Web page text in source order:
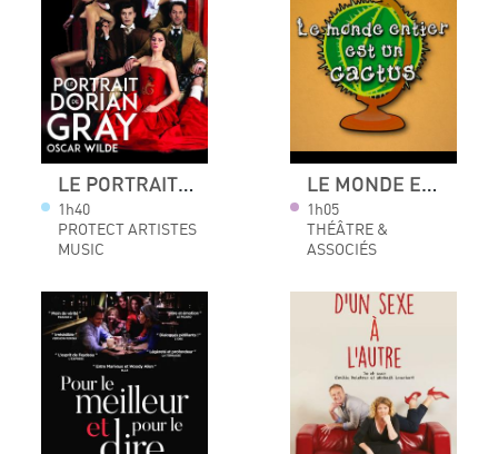
LE PORTRAIT DE DORIAN GRAY
1h40
PROTECT ARTISTES
MUSIC
LE MONDE ENTIER EST UN CACTUS
1h05
THÉÂTRE &
ASSOCIÉS